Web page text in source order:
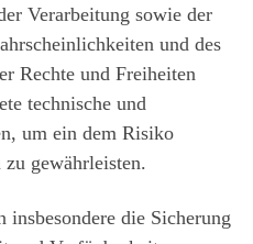
Verarbeitung sowie der
und des
Rechte und Freiheiten
technische und
um ein dem Risiko
zu gewährleisten.
insbesondere die Sicherung